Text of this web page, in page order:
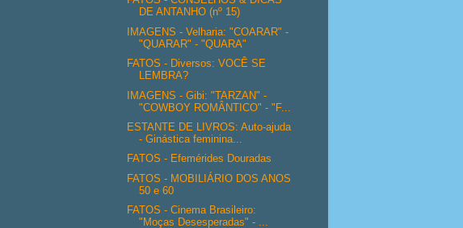
DE ANTANHO (nº 15)
IMAGENS - Velharia: "COARAR" -
"QUARAR" - "QUARA"
FATOS - Diversos: VOCÊ SE
LEMBRA?
IMAGENS - Gibi: "TARZAN" -
"COWBOY ROMÂNTICO" - "F...
ESTANTE DE LIVROS: Auto-ajuda
- Ginástica feminina...
FATOS - Efemérides Douradas
FATOS - MOBILIÁRIO DOS ANOS
50 e 60
FATOS - Cinema Brasileiro:
"Moças Desesperadas" - ...